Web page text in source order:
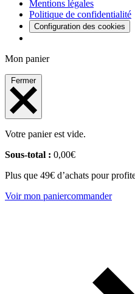
Mentions légales
Politique de confidentialité
Configuration des cookies
Mon panier
Fermer
Votre panier est vide.
Sous-total : 0,00€
Plus que 49€ d’achats pour
Voir mon paniercommander